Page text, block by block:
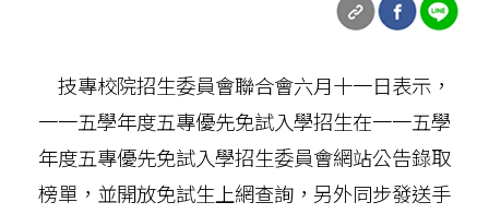
技專校院招生委員會聯合會六月十一日表示，
一一五學年度五專優先免試入學招生在一一五學
年度五專優先免試入學招生委員會網站公告錄取
榜單，並開放免試生上網查詢，另外同步發送手